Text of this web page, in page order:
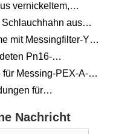
vernickeltem,
vorziehen?
aus
mit Messingfilter-Y-
werden?
Pn16-
Messing-PEX-A-
für
Nachricht